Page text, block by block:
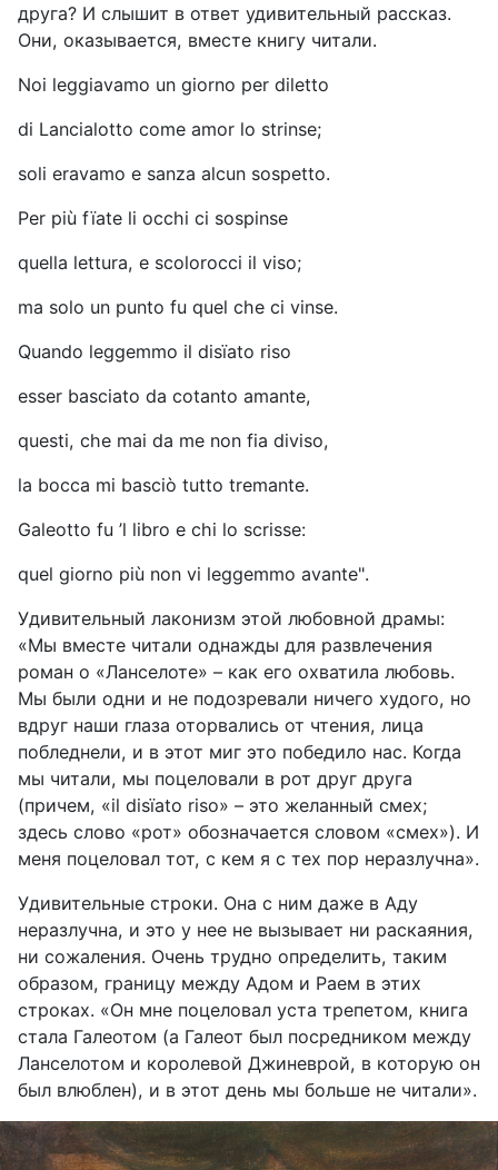
друга? И слышит в ответ удивительный рассказ.
Они, оказывается, вместе книгу читали.
Noi leggiavamo un giorno per diletto
di Lancialotto come amor lo strinse;
soli eravamo e sanza alcun sospetto.
Per più fïate li occhi ci sospinse
quella lettura, e scolorocci il viso;
ma solo un punto fu quel che ci vinse.
Quando leggemmo il disïato riso
esser basciato da cotanto amante,
questi, che mai da me non fia diviso,
la bocca mi basciò tutto tremante.
Galeotto fu ’l libro e chi lo scrisse:
quel giorno più non vi leggemmo avante".
Удивительный лаконизм этой любовной драмы:
«Мы вместе читали однажды для развлечения
роман о «Ланселоте» – как его охватила любовь.
Мы были одни и не подозревали ничего худого, но
вдруг наши глаза оторвались от чтения, лица
побледнели, и в этот миг это победило нас. Когда
мы читали, мы поцеловали в рот друг друга
(причем, «il disïato riso» – это желанный смех;
здесь слово «рот» обозначается словом «смех»). И
меня поцеловал тот, с кем я с тех пор неразлучна».
Удивительные строки. Она с ним даже в Аду
неразлучна, и это у нее не вызывает ни раскаяния,
ни сожаления. Очень трудно определить, таким
образом, границу между Адом и Раем в этих
строках. «Он мне поцеловал уста трепетом, книга
стала Галеотом (а Галеот был посредником между
Ланселотом и королевой Джиневрой, в которую он
был влюблен), и в этот день мы больше не читали».